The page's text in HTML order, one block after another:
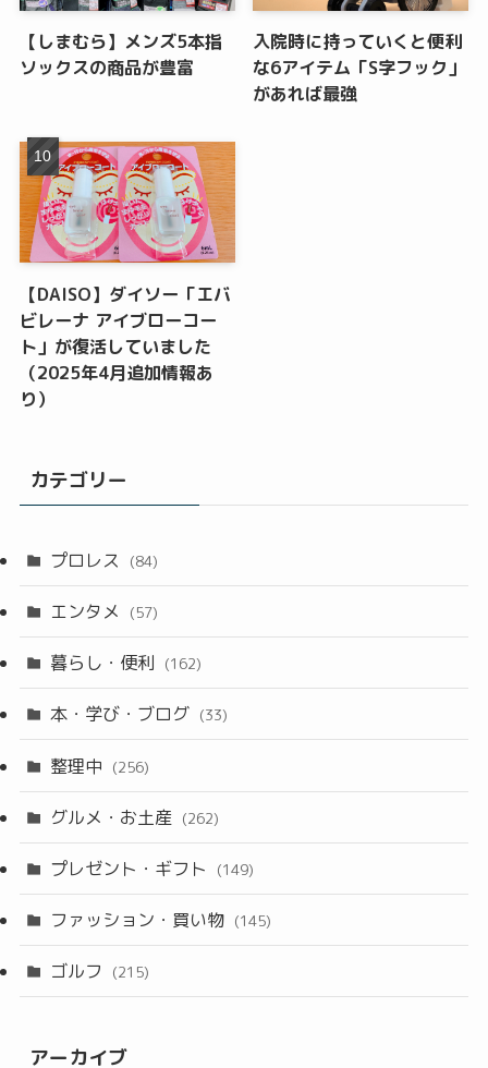
【しまむら】メンズ5本指
ソックスの商品が豊富
入院時に持っていくと便利
な6アイテム「S字フック」
があれば最強
【DAISO】ダイソー「エバ
ビレーナ アイブローコー
ト」が復活していました
（2025年4月追加情報あ
り）
カテゴリー
プロレス (84)
エンタメ (57)
暮らし・便利 (162)
本・学び・ブログ (33)
整理中 (256)
グルメ・お土産 (262)
プレゼント・ギフト (149)
ファッション・買い物 (145)
ゴルフ (215)
アーカイブ